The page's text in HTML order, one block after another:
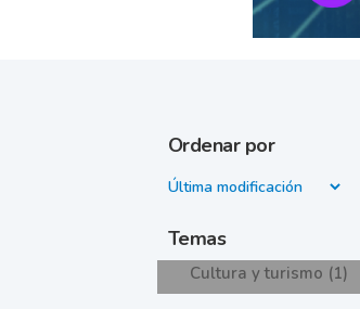
Ordenar por
Temas
Cultura y turismo (1)